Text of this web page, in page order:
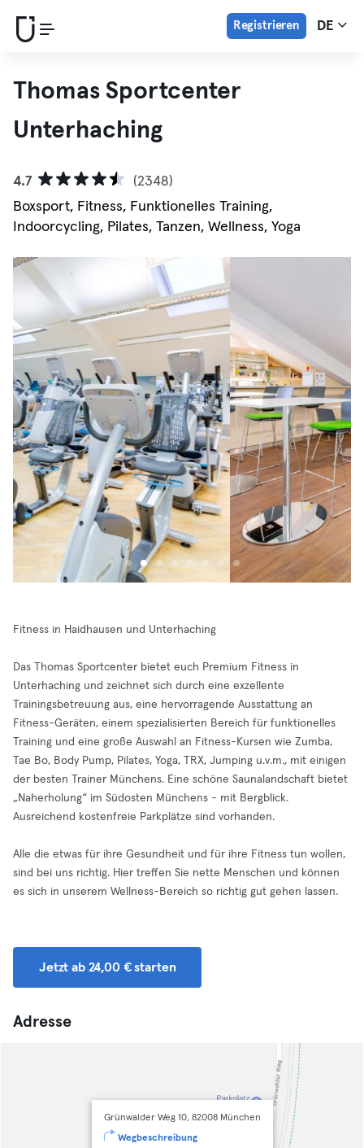
Registrieren DE
Thomas Sportcenter
Unterhaching
4.7
(2348)
Boxsport, Fitness, Funktionelles Training,
Indoorcycling, Pilates, Tanzen, Wellness, Yoga
Fitness in Haidhausen und Unterhaching
Das Thomas Sportcenter bietet euch Premium Fitness in
Unterhaching und zeichnet sich durch eine exzellente
Trainingsbetreuung aus, eine hervorragende Ausstattung an
Fitness-Geräten, einem spezialisierten Bereich für funktionelles
Training und eine große Auswahl an Fitness-Kursen wie Zumba,
Tae Bo, Body Pump, Pilates, Yoga, TRX, Jumping u.v.m., mit einigen
der besten Trainer Münchens. Eine schöne Saunalandschaft bietet
„Naherholung“ im Südosten Münchens - mit Bergblick.
Ausreichend kostenfreie Parkplätze sind vorhanden.
Alle die etwas für ihre Gesundheit und für ihre Fitness tun wollen,
sind bei uns richtig. Hier treffen Sie nette Menschen und können
es sich in unserem Wellness-Bereich so richtig gut gehen lassen.
Jetzt ab 24,00 € starten
Adresse
Grünwalder Weg 10, 82008 München
Wegbeschreibung